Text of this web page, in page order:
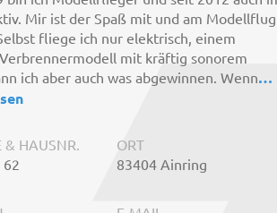
Mir ist der Spaß mit und am Modellflug
fliege ich nur elektrisch, einem
mit kräftig sonorem
ich aber auch was abgewinnen. Wenn…
& HAUSNR.
ORT
83404 Ainring